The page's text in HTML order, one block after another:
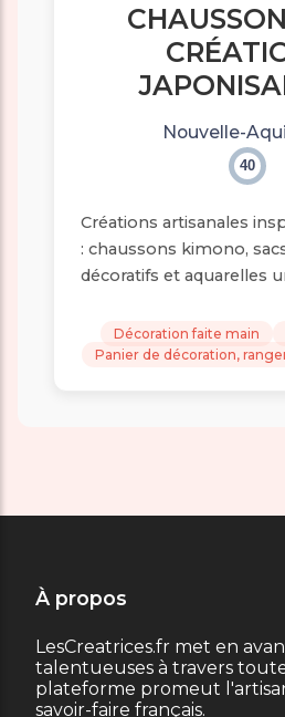
Nouvelle-
40
Créations artisanales
: chaussons kimono,
décoratifs et aquarelles
Décoration faite main
Panier de décoration,
À propos
LesCreatrices.fr met en
talentueuses à travers
plateforme promeut
savoir-faire français.